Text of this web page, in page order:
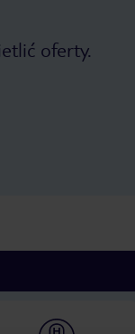
oferty.